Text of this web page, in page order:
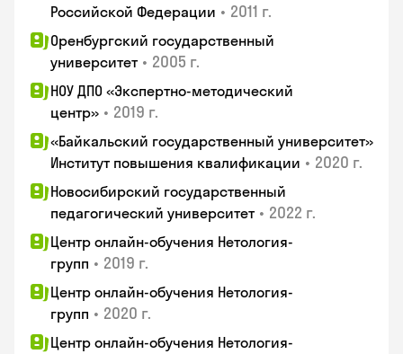
Российской Федерации • 2011 г.
Оренбургский государственный
университет • 2005 г.
НОУ ДПО «Экспертно-методический
центр» • 2019 г.
«Байкальский государственный университет»
Институт повышения квалификации • 2020 г.
Новосибирский государственный
педагогический университет • 2022 г.
Центр онлайн-обучения Нетология-
групп • 2019 г.
Центр онлайн-обучения Нетология-
групп • 2020 г.
Центр онлайн-обучения Нетология-